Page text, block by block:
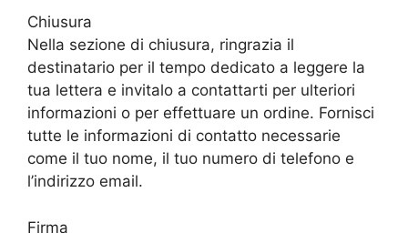
Chiusura
Nella sezione di chiusura, ringrazia il
destinatario per il tempo dedicato a leggere la
tua lettera e invitalo a contattarti per ulteriori
informazioni o per effettuare un ordine. Fornisci
tutte le informazioni di contatto necessarie
come il tuo nome, il tuo numero di telefono e
l’indirizzo email.
Firma